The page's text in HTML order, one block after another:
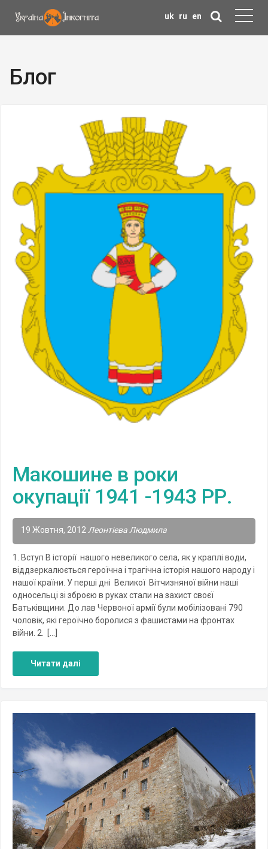
uk ru en
Блог
Макошине в роки
окупації 1941 -1943 РР.
19 Жовтня, 2012 Леонтіева Людмила
1. Вступ В історії нашого невеликого села, як у краплі води,
віддзеркалюється героїчна і трагічна історія нашого народу і
нашої країни. У перші дні Великої Вітчизняної війни наші
односельці зі зброєю в руках стали на захист своєї
Батьківщини. До лав Червоної армії були мобілізовані 790
чоловік, які героїчно боролися з фашистами на фронтах
війни. 2. […]
Читати далі